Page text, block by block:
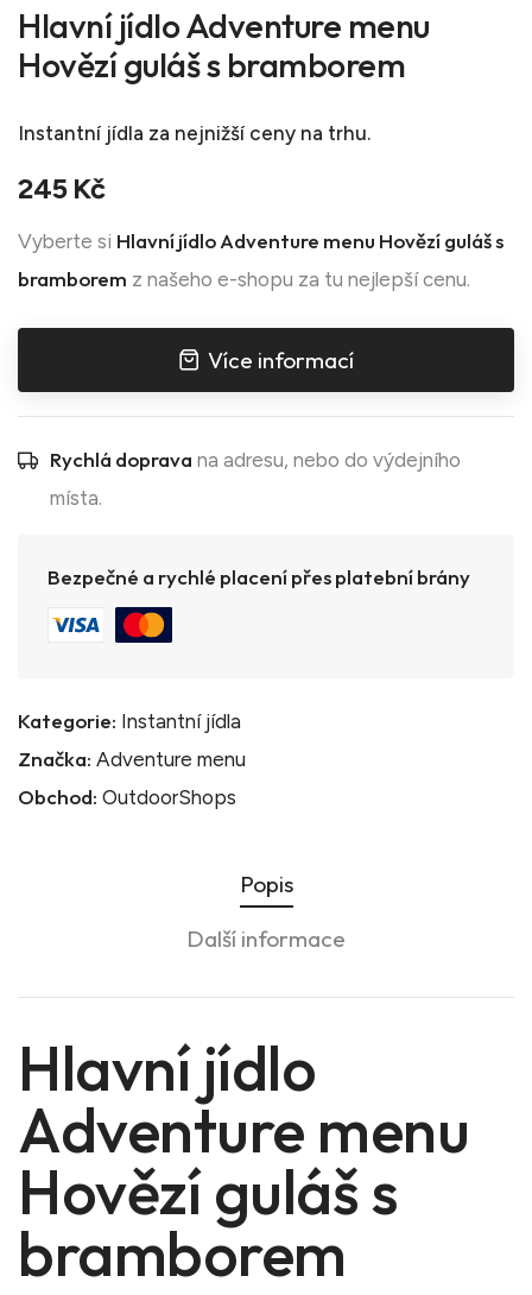
Hlavní jídlo Adventure menu
Hovězí guláš s bramborem
Instantní jídla za nejnižší ceny na trhu.
245 Kč
Vyberte si Hlavní jídlo Adventure menu Hovězí guláš s
bramborem z našeho e-shopu za tu nejlepší cenu.
Více informací
Rychlá doprava na adresu, nebo do výdejního
místa.
Bezpečné a rychlé placení přes platební brány
Kategorie: Instantní jídla
Značka: Adventure menu
Obchod: OutdoorShops
Popis
Další informace
Hlavní jídlo
Adventure menu
Hovězí guláš s
bramborem